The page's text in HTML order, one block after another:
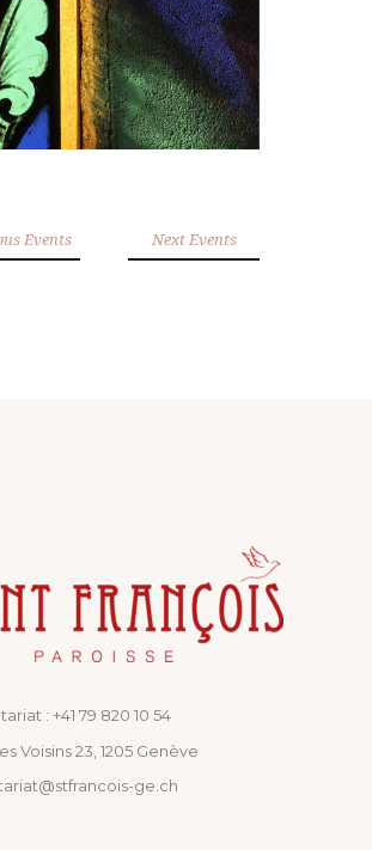
Events Next Events
: +41 79 820 10 54
Voisins 23, ​1205 Genève
ge.ch